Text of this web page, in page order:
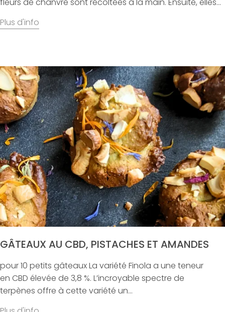
fleurs de chanvre sont récoltées à la main. Ensuite, elles...
GÂTEAUX AU CBD, PISTACHES ET AMANDES
pour 10 petits gâteaux La variété Finola a une teneur
en CBD élevée de 3,8 %. L’incroyable spectre de
terpènes offre à cette variété un...